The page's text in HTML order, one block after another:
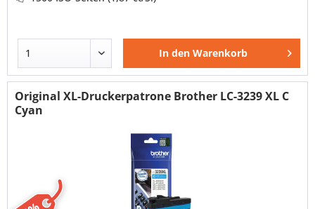
In den Warenkorb
Original XL-Druckerpatrone Brother LC-3239 XL C
Cyan